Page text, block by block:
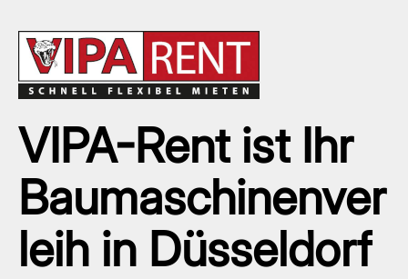
VIPA-Rent ist Ihr
Baumaschinenver
leih in Düsseldorf